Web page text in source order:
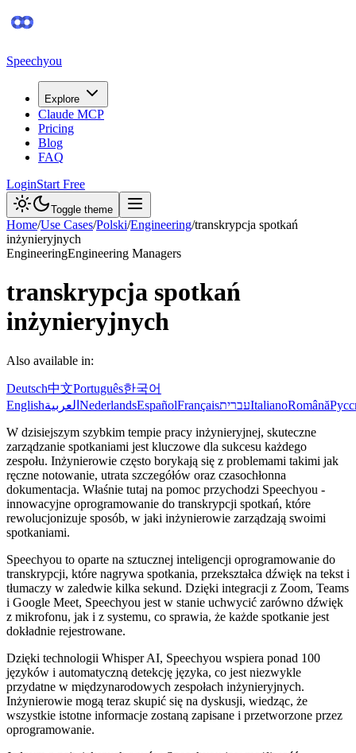
Speechyou
Explore
Claude MCP
Pricing
Blog
FAQ
LoginStart Free
Toggle theme
Home/Use Cases/Polski/Engineering/transkrypcja spotkań
inżynieryjnych
EngineeringEngineering Managers
transkrypcja spotkań
inżynieryjnych
Also available in:
Deutsch中文Português한국어
Englishالعربية NederlandsEspañolFrançaisעבריתItalianoRomână
W dzisiejszym szybkim tempie pracy inżynieryjnej, skuteczne
zarządzanie spotkaniami jest kluczowe dla sukcesu każdego
zespołu. Inżynierowie często borykają się z problemami takimi jak
ręczne notowanie, utrata szczegółów oraz czasochłonna
dokumentacja. Właśnie tutaj na pomoc przychodzi Speechyou -
innowacyjne oprogramowanie do transkrypcji spotkań, które
rewolucjonizuje sposób, w jaki inżynierowie zarządzają swoimi
spotkaniami.
Speechyou to oparte na sztucznej inteligencji oprogramowanie do
transkrypcji, które nagrywa spotkania, przekształca dźwięk na tekst i
tłumaczy w zaledwie kilka sekund. Dzięki integracji z Zoom, Teams
i Google Meet, Speechyou jest w stanie uchwycić zarówno dźwięk
z mikrofonu, jak i z systemu, co sprawia, że każde spotkanie jest
dokładnie rejestrowane.
Dzięki technologii Whisper AI, Speechyou wspiera ponad 100
języków i automatyczną detekcję języka, co jest niezwykle
przydatne w międzynarodowych zespołach inżynieryjnych.
Inżynierowie mogą teraz skupić się na dyskusji, wiedząc, że
wszystkie istotne informacje zostaną zapisane i przetworzone przez
oprogramowanie.